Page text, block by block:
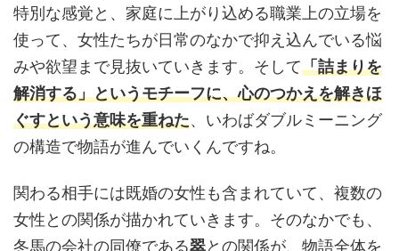
特別な感覚と、家庭に上がり込める職業上の立場を
使って、女性たちが日常のなかで抑え込んでいる悩
みや欲望まで見抜いていきます。そして「詰まりを
解消する」というモチーフに、心のつかえを解きほ
ぐすという意味を重ねた、いわばダブルミーニング
の構造で物語が進んでいくんですね。
関わる相手には既婚の女性も含まれていて、複数の
女性との関係が描かれていきます。そのなかでも、
冬馬の会社の同僚である翠との関係が、物語全体を